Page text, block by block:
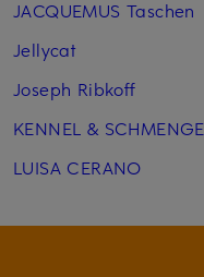
JACQUEMUS Taschen
Jellycat
Joseph Ribkoff
KENNEL &
LUISA CERANO